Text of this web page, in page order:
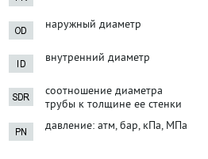
наружный диаметр
внутренний диаметр
соотношение диаметра
трубы к толщине ее стенки
давление: атм, бар, кПа, МПа